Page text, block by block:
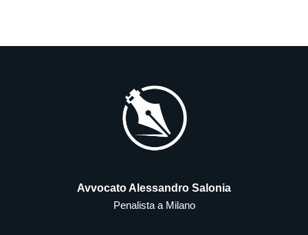
Avvocato Alessandro Salonia
Penalista a Milano